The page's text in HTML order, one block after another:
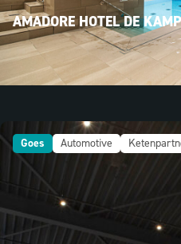
AMADORE HOTEL DE
Goes Automotive